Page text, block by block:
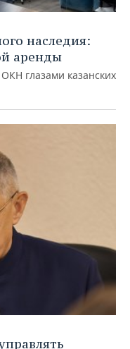
наследия:
аренды
глазами казанских